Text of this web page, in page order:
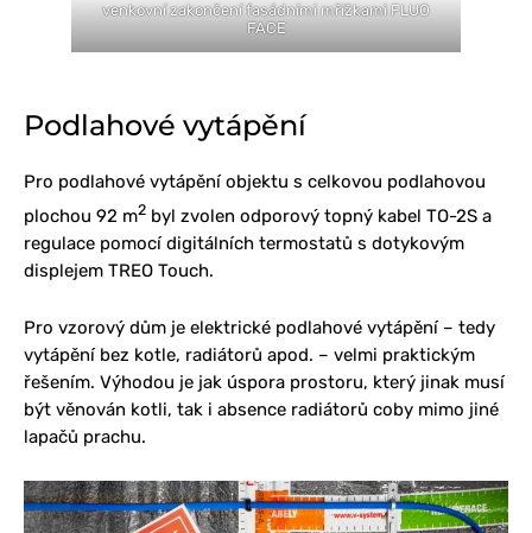
venkovní zakončení fasádními mřížkami FLUO
FACE
Podlahové vytápění
Pro podlahové vytápění objektu s celkovou podlahovou
plochou 92 m2 byl zvolen odporový topný kabel TO-2S a
regulace pomocí digitálních termostatů s dotykovým
displejem TREO Touch.
Pro vzorový dům je elektrické podlahové vytápění – tedy
vytápění bez kotle, radiátorů apod. – velmi praktickým
řešením. Výhodou je jak úspora prostoru, který jinak musí
být věnován kotli, tak i absence radiátorů coby mimo jiné
lapačů prachu.